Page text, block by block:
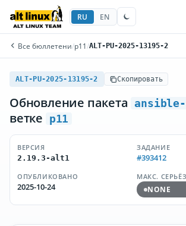
RU EN
Все бюллетени/p11 /ALT-PU-2025-13195-2
ALT-PU-2025-13195-2 Скопировать
Обновление пакета
ветке
p11
ВЕРСИЯ
2.19.3-alt1
ЗАДАНИЕ
#393412
ОПУБЛИКОВАНО
2025-10-24
МАКС.
NONE